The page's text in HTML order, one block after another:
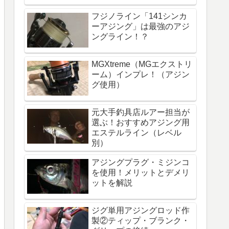
フジノライン「141シンカ
ーアジング」は最強のアジ
ングライン！？
MGXtreme（MGエクストリ
ーム）インプレ！（アジン
グ使用）
元大手釣具店ルアー担当が
選ぶ！おすすめアジング用
エステルライン（レベル
別）
アジングプラグ・ミジンコ
を使用！メリットとデメリ
ットを解説
ジグ単用アジングロッド作
製②ティップ・ブランク・